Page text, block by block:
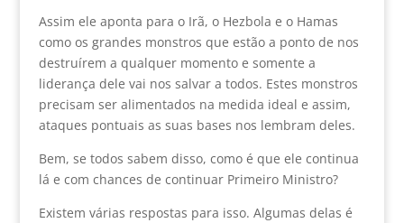
Assim ele aponta para o Irã, o Hezbola e o Hamas
como os grandes monstros que estão a ponto de nos
destruírem a qualquer momento e somente a
liderança dele vai nos salvar a todos. Estes monstros
precisam ser alimentados na medida ideal e assim,
ataques pontuais as suas bases nos lembram deles.
Bem, se todos sabem disso, como é que ele continua
lá e com chances de continuar Primeiro Ministro?
Existem várias respostas para isso. Algumas delas é